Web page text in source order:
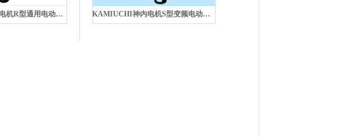
KAMIUCHI神内电机R型通用电动葫芦 KAMIUCHI神内电机S型变频电动葫芦